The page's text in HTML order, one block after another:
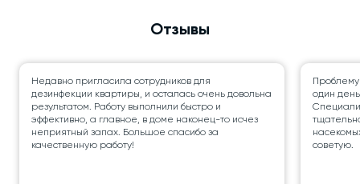
Отзывы
Недавно пригласила сотрудников для
дезинфекции квартиры, и осталась очень довольна
результатом. Работу выполнили быстро и
эффективно, а главное, в доме наконец-то исчез
неприятный запах. Большое спасибо за
качественную работу!
один
советую.